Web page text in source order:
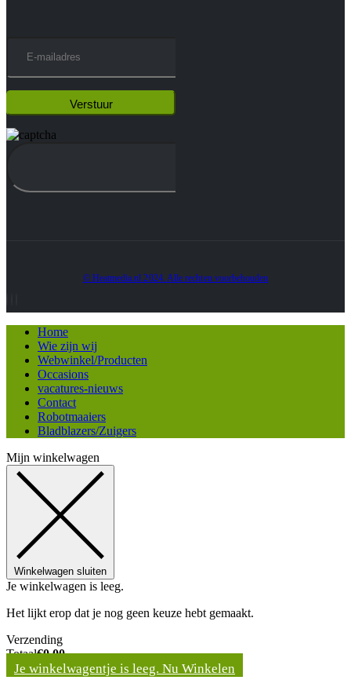
© Heatmedia.nl 2024. Alle rechten voorbehouden
Home
Wie zijn wij
Webwinkel/Producten
Occasions
vacatures-nieuws
Contact
Robotmaaiers
Bladblazers/Zuigers
Mijn winkelwagen
Winkelwagen sluiten
Je winkelwagen is leeg.
Het lijkt erop dat je nog geen keuze hebt gemaakt.
Verzending
Totaal€0,00
Je winkelwagentje is leeg. Nu Winkelen